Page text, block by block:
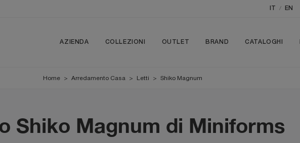
/ EN
AZIENDA COLLEZIONI OUTLET BRAND CATALOGHI
Home > Arredamento Casa > Letti > Shiko Magnum
Shiko Magnum di Miniforms